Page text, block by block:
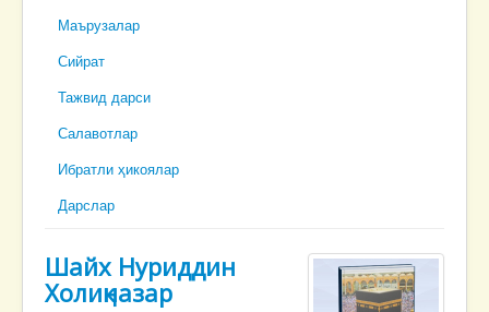
Маърузалар
Сийрат
Тажвид дарси
Салавотлар
Ибратли ҳикоялар
Дарслар
Шайх Нуриддин
Холиқназар